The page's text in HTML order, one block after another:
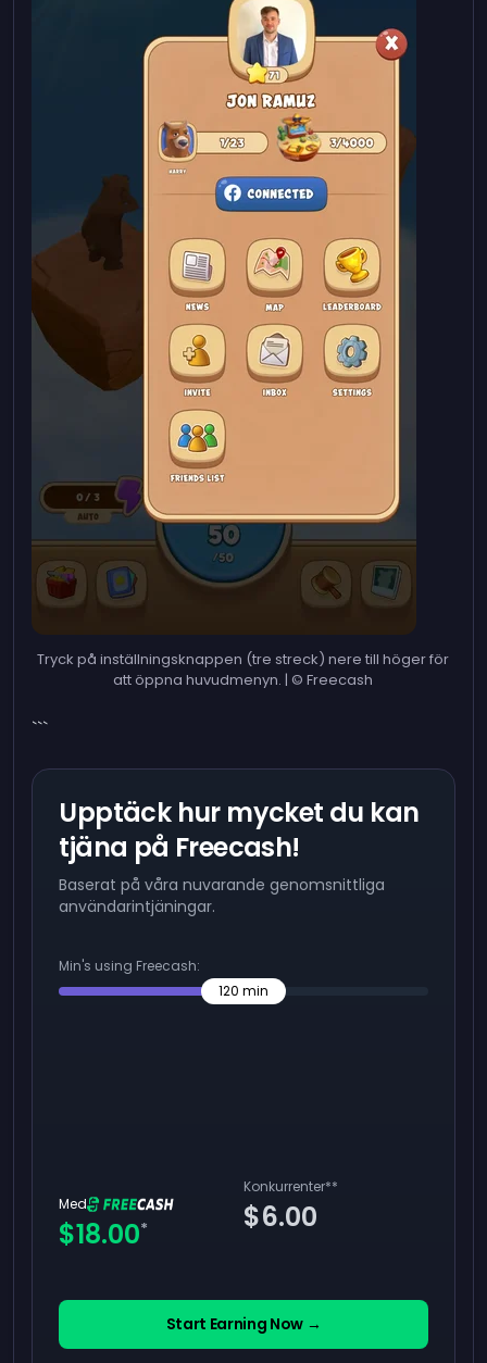
Tryck på inställningsknappen (tre streck) nere till höger för
att öppna huvudmenyn. | © Freecash
```
Upptäck hur mycket du kan
tjäna på Freecash!
Baserat på våra nuvarande genomsnittliga
användarintjäningar.
Min's using Freecash:
120 min
Med
$18.00*
Konkurrenter**
$6.00
Start Earning Now →